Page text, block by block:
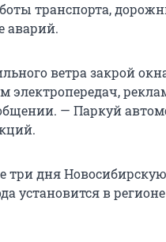
транспорта,
аварий.
ветра закрой
электропередач,
— Паркуй
три дня
установится в